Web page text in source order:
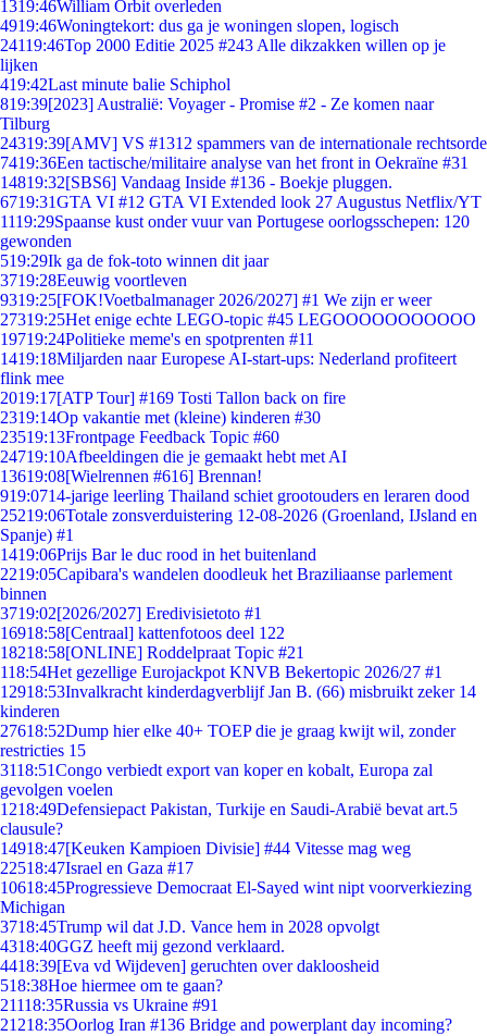
1319:46William Orbit overleden
4919:46Woningtekort: dus ga je woningen slopen, logisch
24119:46Top 2000 Editie 2025 #243 Alle dikzakken willen op je
lijken
419:42Last minute balie Schiphol
819:39[2023] Australië: Voyager - Promise #2 - Ze komen naar
Tilburg
24319:39[AMV] VS #1312 spammers van de internationale rechtsorde
7419:36Een tactische/militaire analyse van het front in Oekraïne #31
14819:32[SBS6] Vandaag Inside #136 - Boekje pluggen.
6719:31GTA VI #12 GTA VI Extended look 27 Augustus Netflix/YT
1119:29Spaanse kust onder vuur van Portugese oorlogsschepen: 120
gewonden
519:29Ik ga de fok-toto winnen dit jaar
3719:28Eeuwig voortleven
9319:25[FOK!Voetbalmanager 2026/2027] #1 We zijn er weer
27319:25Het enige echte LEGO-topic #45 LEGOOOOOOOOOOO
19719:24Politieke meme's en spotprenten #11
1419:18Miljarden naar Europese AI-start-ups: Nederland profiteert
flink mee
2019:17[ATP Tour] #169 Tosti Tallon back on fire
2319:14Op vakantie met (kleine) kinderen #30
23519:13Frontpage Feedback Topic #60
24719:10Afbeeldingen die je gemaakt hebt met AI
13619:08[Wielrennen #616] Brennan!
919:0714-jarige leerling Thailand schiet grootouders en leraren dood
25219:06Totale zonsverduistering 12-08-2026 (Groenland, IJsland en
Spanje) #1
1419:06Prijs Bar le duc rood in het buitenland
2219:05Capibara's wandelen doodleuk het Braziliaanse parlement
binnen
3719:02[2026/2027] Eredivisietoto #1
16918:58[Centraal] kattenfotoos deel 122
18218:58[ONLINE] Roddelpraat Topic #21
118:54Het gezellige Eurojackpot KNVB Bekertopic 2026/27 #1
12918:53Invalkracht kinderdagverblijf Jan B. (66) misbruikt zeker 14
kinderen
27618:52Dump hier elke 40+ TOEP die je graag kwijt wil, zonder
restricties 15
3118:51Congo verbiedt export van koper en kobalt, Europa zal
gevolgen voelen
1218:49Defensiepact Pakistan, Turkije en Saudi-Arabië bevat art.5
clausule?
14918:47[Keuken Kampioen Divisie] #44 Vitesse mag weg
22518:47Israel en Gaza #17
10618:45Progressieve Democraat El-Sayed wint nipt voorverkiezing
Michigan
3718:45Trump wil dat J.D. Vance hem in 2028 opvolgt
4318:40GGZ heeft mij gezond verklaard.
4418:39[Eva vd Wijdeven] geruchten over dakloosheid
518:38Hoe hiermee om te gaan?
21118:35Russia vs Ukraine #91
21218:35Oorlog Iran #136 Bridge and powerplant day incoming?